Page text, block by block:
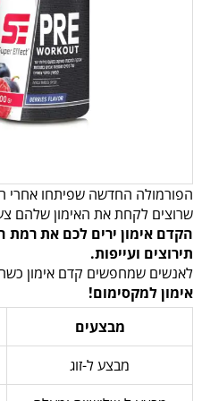
הפורמולה החדשה שפיתחו אחרי
שרוצים לקחת את האימון שלהם
הקדם אימון ירים לכם את רמת
תירוצים ועייפות.
לאנשים שמחפשים קדם אימון
אימון למקסימום!
מבצעים
מבצע ל-זוג